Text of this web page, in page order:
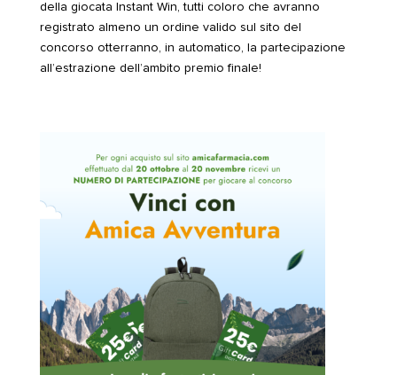
della giocata Instant Win, tutti coloro che avranno
registrato almeno un ordine valido sul sito del
concorso otterranno, in automatico, la partecipazione
all’estrazione dell’ambito premio finale!